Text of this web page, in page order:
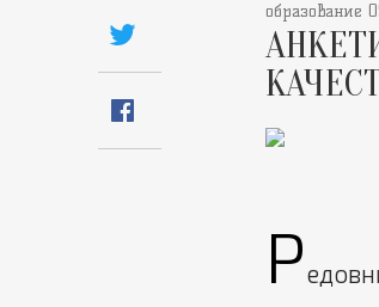
образование
Р